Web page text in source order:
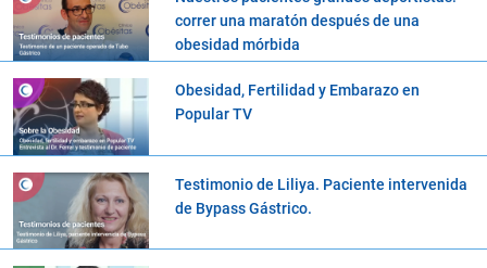
correr una maratón después de una
obesidad mórbida
Obesidad, Fertilidad y Embarazo en
Popular TV
Testimonio de Liliya. Paciente intervenida
de Bypass Gástrico.